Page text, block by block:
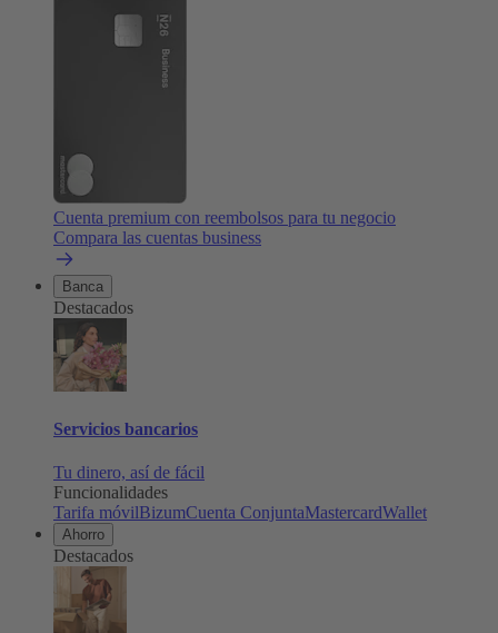
Cuenta premium con reembolsos para tu negocio
Compara las cuentas business
Banca
Destacados
Servicios bancarios
Tu dinero, así de fácil
Funcionalidades
Tarifa móvilBizumCuenta ConjuntaMastercardWallet
Ahorro
Destacados